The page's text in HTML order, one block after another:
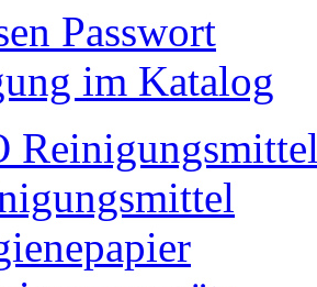
Passwort
im Katalog